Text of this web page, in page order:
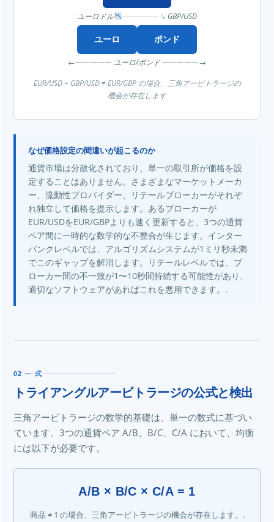
ユーロドル ↘ GBP/USD
ユーロ ポンド
←————— ユーロ/ポンド —————→
EUR/USD ÷ GBP/USD ≠ EUR/GBP の場合、三角アービトラージの
機会が存在します
なぜ価格設定の間違いが起こるのか
通貨市場は分散化されており、単一の取引所が価格を設
定することはありません。さまざまなマーケットメーカ
ー、流動性プロバイダー、リテールブローカーがそれぞ
れ独立して価格を提示します。あるブローカーが
EUR/USDをEUR/GBPよりも速く更新すると、3つの通貨
ペア間に一時的な数学的な不整合が生じます。インター
バンクレベルでは、アルゴリズムシステムが1ミリ秒未満
でこのギャップを解消します。リテールレベルでは、ブ
ローカー間の不一致が1〜10秒間持続する可能性があり、
適切なソフトウェアがあればこれを悪用できます。.
02 — 式
トライアングルアービトラージの公式と検出
三角アービトラージの数学的基礎は、単一の数式に基づい
ています。3つの通貨ペア A/B、B/C、C/A において、均衡
には以下が必要です。
A/B × B/C × C/A = 1
商品 ≠ 1 の場合、三角アービトラージの機会が存在します。.